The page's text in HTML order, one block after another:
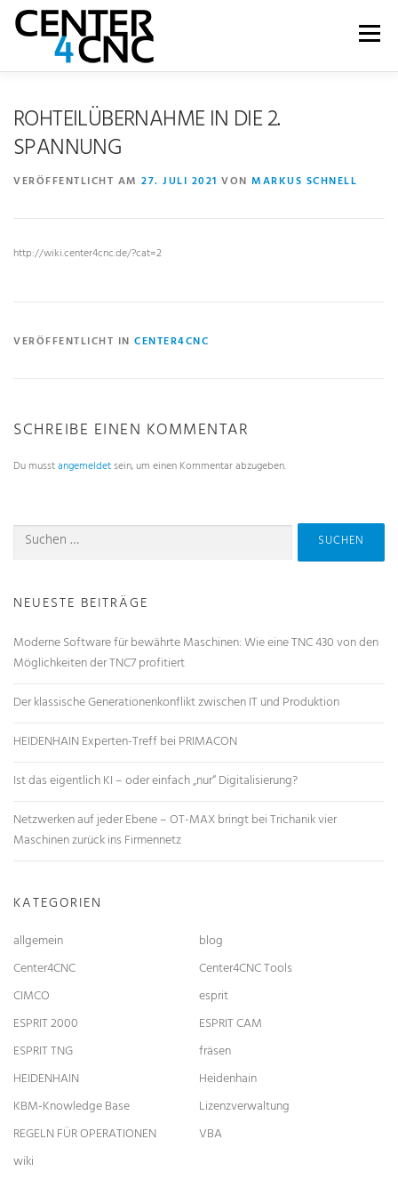
Menü
LEISTUNGEN
ROHTEILÜBERNAHME IN DIE 2.
SPANNUNG
VERÖFFENTLICHT AM 27. JULI 2021 VON MARKUS SCHNELL
http://wiki.center4cnc.de/?cat=2
VERÖFFENTLICHT IN CENTER4CNC
SCHREIBE EINEN KOMMENTAR
Du musstangemeldetsein, um einen Kommentar abzugeben.
NEUESTE BEITRÄGE
Moderne Software für bewährte Maschinen: Wie eine TNC 430 von den
Möglichkeiten der TNC7 profitiert
Der klassische Generationenkonflikt zwischen IT und Produktion
HEIDENHAIN Experten-Treff bei PRIMACON
Ist das eigentlich KI – oder einfach „nur“ Digitalisierung?
Netzwerken auf jeder Ebene – OT-MAX bringt bei Trichanik vier
Maschinen zurück ins Firmennetz
KATEGORIEN
allgemein
blog
Center4CNC
Center4CNC Tools
CIMCO
esprit
ESPRIT 2000
ESPRIT CAM
ESPRIT TNG
fräsen
HEIDENHAIN
Heidenhain
KBM-Knowledge Base
Lizenzverwaltung
REGELN FÜR OPERATIONEN
VBA
wiki